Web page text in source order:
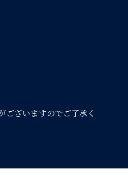
ございますのでご了承く